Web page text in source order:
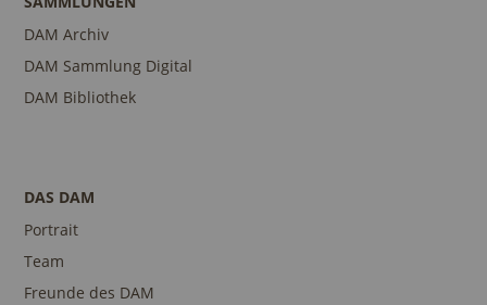
DAM Archiv
DAM Sammlung Digital
DAM Bibliothek
DAS DAM
Portrait
Team
Freunde des DAM